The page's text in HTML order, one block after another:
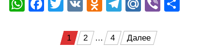
W F
T
tt
er
V
O
n
o
T
e
gr
M
.R
u
Vi
Пагинация
1 2 … 4 Далее